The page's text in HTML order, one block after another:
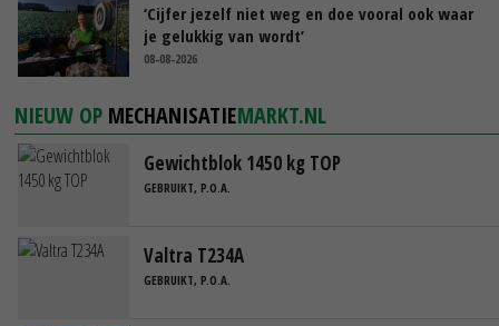
‘Cijfer jezelf niet weg en doe vooral ook waar
je gelukkig van wordt’
08-08-2026
NIEUW OP MECHANISATIEMARKT.NL
Gewichtblok 1450 kg TOP
GEBRUIKT, P.O.A.
Valtra T234A
GEBRUIKT, P.O.A.